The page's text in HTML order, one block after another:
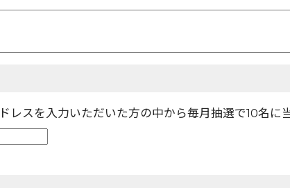
レスを入力いただいた方の中から毎月抽選で10名に